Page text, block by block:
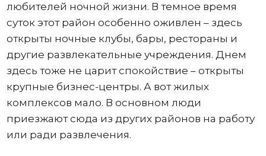
любителей ночной жизни. В темное время
суток этот район особенно оживлен – здесь
открыты ночные клубы, бары, рестораны и
другие развлекательные учреждения. Днем
здесь тоже не царит спокойствие – открыты
крупные бизнес-центры. А вот жилых
комплексов мало. В основном люди
приезжают сюда из других районов на работу
или ради развлечения.